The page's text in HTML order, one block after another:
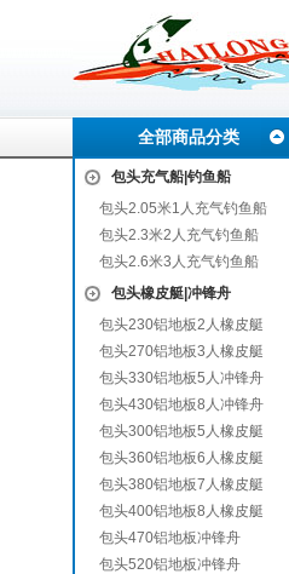
全部商品分类
包头充气船|钓鱼船
包头2.05米1人充气钓鱼船
包头2.3米2人充气钓鱼船
包头2.6米3人充气钓鱼船
包头橡皮艇|冲锋舟
包头230铝地板2人橡皮艇
包头270铝地板3人橡皮艇
包头330铝地板5人冲锋舟
包头430铝地板8人冲锋舟
包头300铝地板5人橡皮艇
包头360铝地板6人橡皮艇
包头380铝地板7人橡皮艇
包头400铝地板8人橡皮艇
包头470铝地板冲锋舟
包头520铝地板冲锋舟
凌云 衡水 百色